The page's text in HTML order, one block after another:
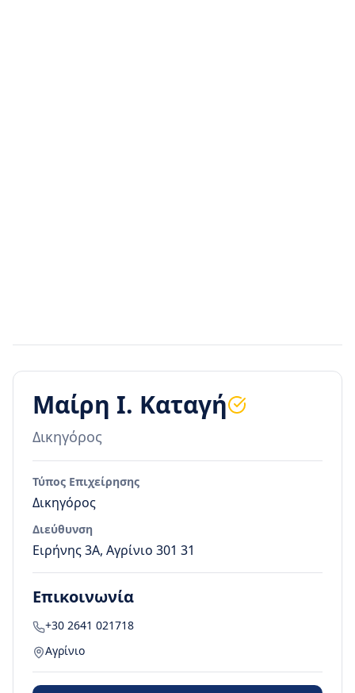
Μαίρη Ι. Καταγή
Δικηγόρος
Τύπος Επιχείρησης
Δικηγόρος
Διεύθυνση
Ειρήνης 3Α, Αγρίνιο 301 31
Επικοινωνία
+30 2641 021718
Αγρίνιο